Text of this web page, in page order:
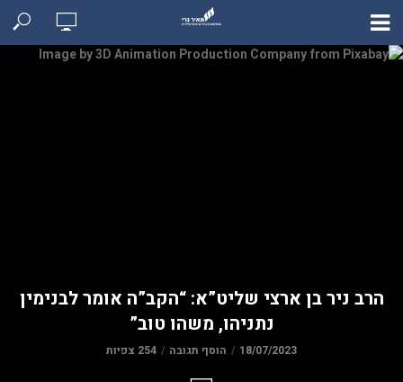
הרב ניר בן ארצי שליט”א: “הקב”ה אומר לבנימין
נתניהו, משהו טוב”
18/07/2023 הוסף תגובה 254 צפיות